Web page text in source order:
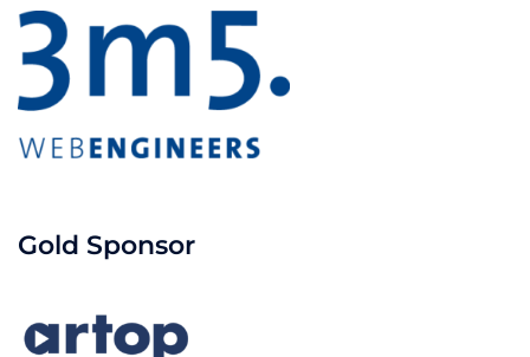
Gold Sponsor